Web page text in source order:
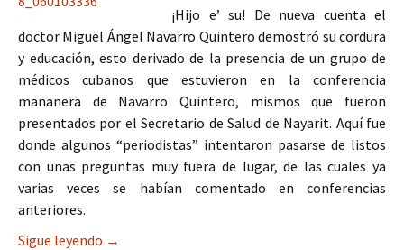
¡Hijo e’ su! De nueva cuenta el
doctor Miguel Ángel Navarro Quintero demostró su cordura
y educación, esto derivado de la presencia de un grupo de
médicos cubanos que estuvieron en la conferencia
mañanera de Navarro Quintero, mismos que fueron
presentados por el Secretario de Salud de Nayarit. Aquí fue
donde algunos “periodistas” intentaron pasarse de listos
con unas preguntas muy fuera de lugar, de las cuales ya
varias veces se habían comentado en conferencias
anteriores.
Sigue leyendo Ya está suspendido el presidente municipal de
→